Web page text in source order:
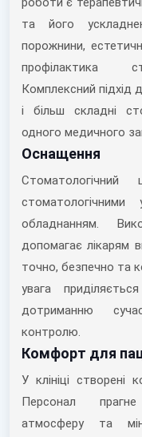
та його
порожнини,
профілактика
Комплексний підхід
і більш складні
одного медичного
Оснащення
стоматологічними
обладнанням.
допомагає лікарям
точно, безпечно та
увага
дотриманню
контролю.
Комфорт для
У клініці створені
Персонал
атмосферу та